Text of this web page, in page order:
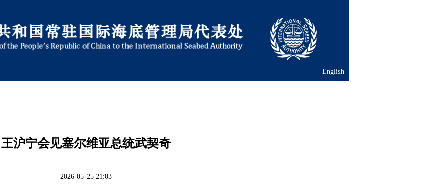
English
王沪宁会见塞尔维亚总统武契奇
2026-05-25 21:03